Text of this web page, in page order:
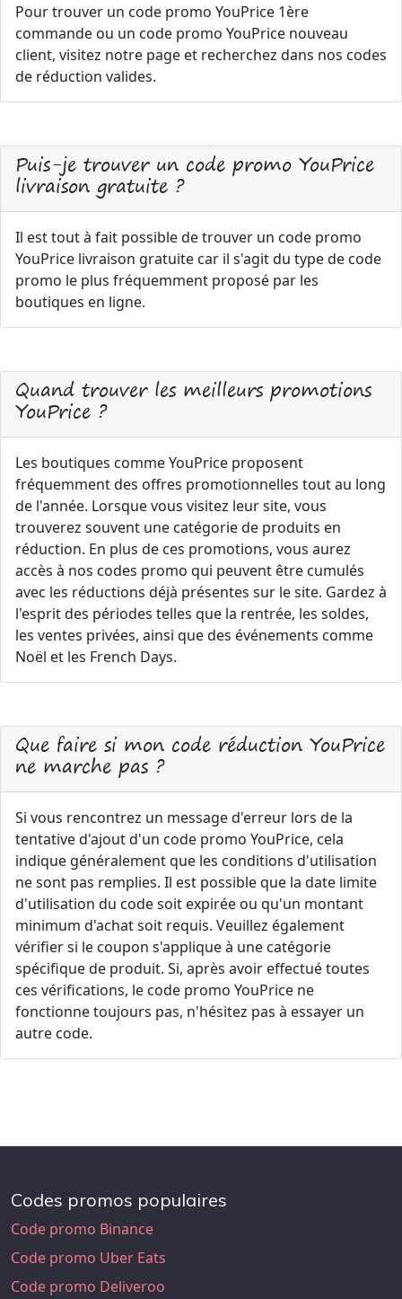
Pour trouver un code promo YouPrice 1ère
commande ou un code promo YouPrice nouveau
client, visitez notre page et recherchez dans nos codes
de réduction valides.
Puis-je trouver un code promo YouPrice
livraison gratuite ?
Il est tout à fait possible de trouver un code promo
YouPrice livraison gratuite car il s'agit du type de code
promo le plus fréquemment proposé par les
boutiques en ligne.
Quand trouver les meilleurs promotions
YouPrice ?
Les boutiques comme YouPrice proposent
fréquemment des offres promotionnelles tout au long
de l'année. Lorsque vous visitez leur site, vous
trouverez souvent une catégorie de produits en
réduction. En plus de ces promotions, vous aurez
accès à nos codes promo qui peuvent être cumulés
avec les réductions déjà présentes sur le site. Gardez à
l'esprit des périodes telles que la rentrée, les soldes,
les ventes privées, ainsi que des événements comme
Noël et les French Days.
Que faire si mon code réduction YouPrice
ne marche pas ?
Si vous rencontrez un message d'erreur lors de la
tentative d'ajout d'un code promo YouPrice, cela
indique généralement que les conditions d'utilisation
ne sont pas remplies. Il est possible que la date limite
d'utilisation du code soit expirée ou qu'un montant
minimum d'achat soit requis. Veuillez également
vérifier si le coupon s'applique à une catégorie
spécifique de produit. Si, après avoir effectué toutes
ces vérifications, le code promo YouPrice ne
fonctionne toujours pas, n'hésitez pas à essayer un
autre code.
Codes promos populaires
Code promo Binance
Code promo Uber Eats
Code promo Deliveroo